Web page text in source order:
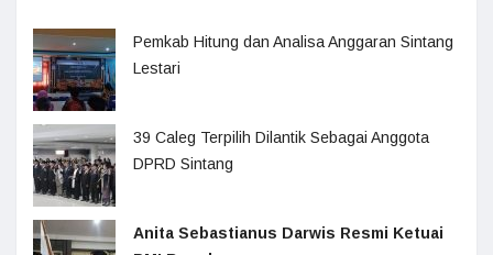
Pemkab Hitung dan Analisa Anggaran Sintang
Lestari
39 Caleg Terpilih Dilantik Sebagai Anggota
DPRD Sintang
Anita Sebastianus Darwis Resmi Ketuai